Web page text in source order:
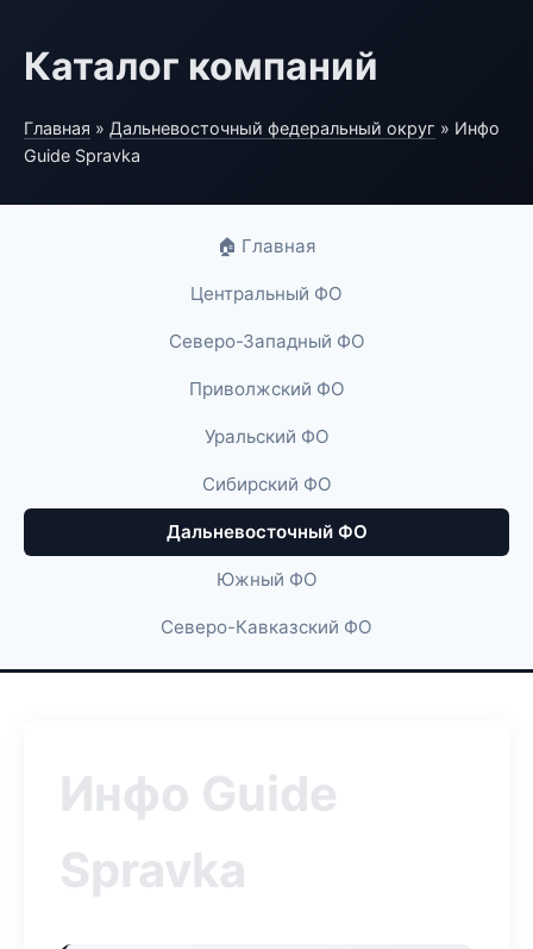
Каталог компаний
Главная » Дальневосточный федеральный округ » Инфо
Guide Spravka
🏠 Главная
Центральный ФО
Северо-Западный ФО
Приволжский ФО
Уральский ФО
Сибирский ФО
Дальневосточный ФО
Южный ФО
Северо-Кавказский ФО
Инфо Guide
Spravka